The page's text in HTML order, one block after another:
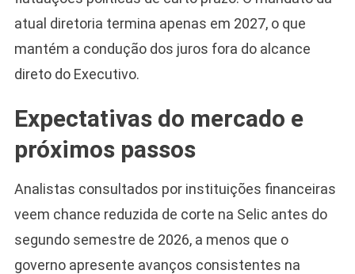
atual diretoria termina apenas em 2027, o que
mantém a condução dos juros fora do alcance
direto do Executivo.
Expectativas do mercado e
próximos passos
Analistas consultados por instituições financeiras
veem chance reduzida de corte na Selic antes do
segundo semestre de 2026, a menos que o
governo apresente avanços consistentes na